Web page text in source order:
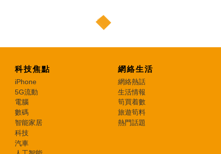
科技焦點
iPhone
5G流動
電腦
數碼
智能家居
科技
汽車
網絡生活
網絡熱話
生活情報
筍買着數
旅遊筍料
熱門話題